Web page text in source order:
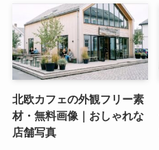
北欧カフェの外観フリー素
材・無料画像｜おしゃれな
店舗写真